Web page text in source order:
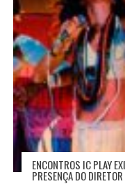
ENCONTROS IC PLAY
PRESENÇA DO